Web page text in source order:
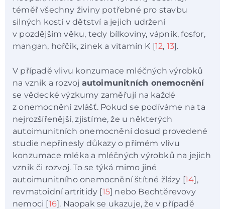
téměř všechny živiny potřebné pro stavbu
silných kostí v dětství a jejich udržení
v pozdějším věku, tedy bílkoviny, vápník, fosfor,
mangan, hořčík, zinek a vitamín K [12, 13].
V případě vlivu konzumace mléčných výrobků
na vznik a rozvoj autoimunitních onemocnění
se vědecké výzkumy zaměřují na každé
z onemocnění zvlášť. Pokud se podíváme na ta
nejrozšířenější, zjistíme, že u některých
autoimunitních onemocnění dosud provedené
studie nepřinesly důkazy o přímém vlivu
konzumace mléka a mléčných výrobků na jejich
vznik či rozvoj. To se týká mimo jiné
autoimunitního onemocnění štítné žlázy [14],
revmatoidní artritidy [15] nebo Bechtěrevovy
nemoci [16]. Naopak se ukazuje, že v případě